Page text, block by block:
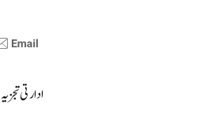
ادارتی تجزیہ